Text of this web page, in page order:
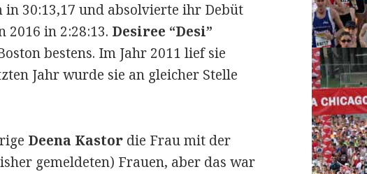
30:13,17 und absolvierte ihr Debüt
2016 in 2:28:13. Desiree “Desi”
bestens. Im Jahr 2011 lief sie
Jahr wurde sie an gleicher Stelle
Deena Kastor die Frau mit der
gemeldeten) Frauen, aber das war